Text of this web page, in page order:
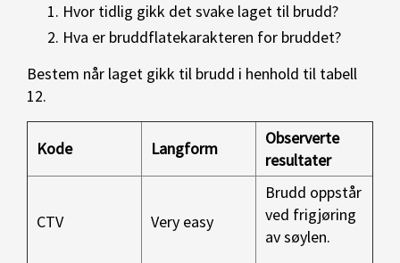
Hvor tidlig gikk det svake laget til brudd?
Hva er bruddflatekarakteren for bruddet?
Bestem når laget gikk til brudd i henhold til tabell
12.
Kode Langform
Observerte
resultater
CTV Very easy
Brudd oppstår
ved frigjøring
av søylen.